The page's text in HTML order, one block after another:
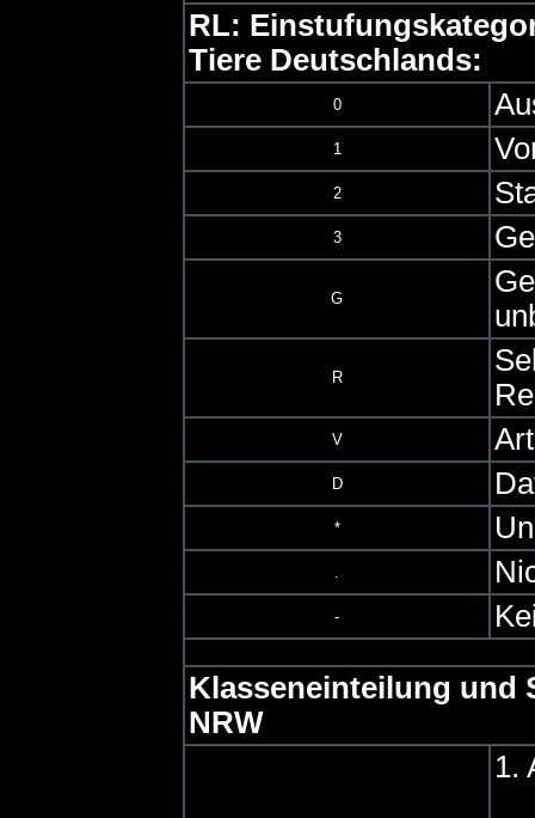
RL:
Tiere Deutschlands:
0
1
2
3
G
R
V
D
*
.
-
Klasseneinteilung und
NRW
1.